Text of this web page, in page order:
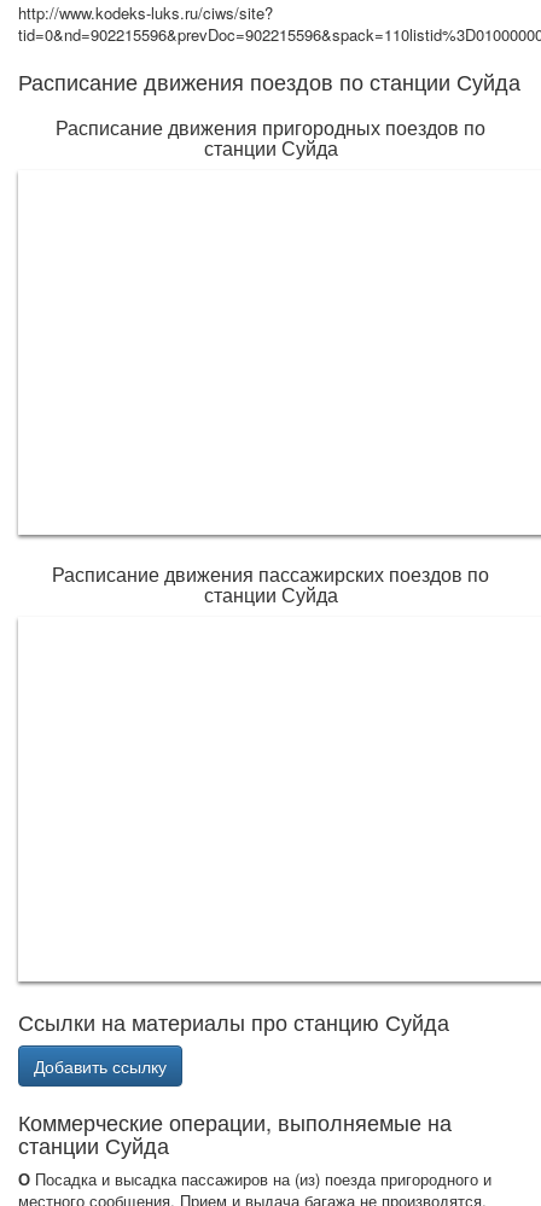
http://www.kodeks-luks.ru/ciws/site?
Расписание движения поездов по станции Суйда
Расписание движения пригородных поездов по
станции Суйда
Расписание движения пассажирских поездов по
станции Суйда
Ссылки на материалы про станцию Суйда
Добавить ссылку
Коммерческие операции, выполняемые на
станции Суйда
О Посадка и высадка пассажиров на (из) поезда пригородного и
местного сообщения. Прием и выдача багажа не производятся.